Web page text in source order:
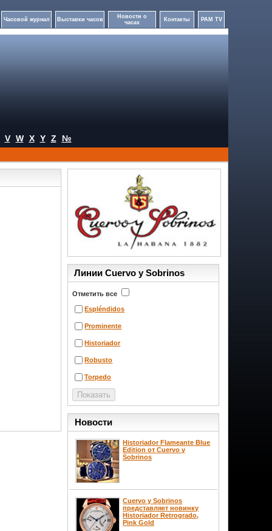
Часовой журнал Выставки часов
Новости о
часах
Контакты PAM TV
V W X Y Z №
Линии Cuervo y Sobrinos
Отметить все
Espléndidos
Prominente
Historiador
Robusto
Torpedo
Новости
Historiador Flameante Blue
Edition от Cuervo y
Sobrinos
Cuervo y Sobrinos
представляет новинку
Historiador Retrogrado,
Pink Gold